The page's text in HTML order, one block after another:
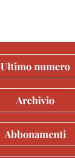
Ultimo numero
Archivio
Abbonamenti